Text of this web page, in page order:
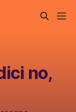
no,